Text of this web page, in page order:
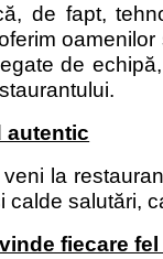
de fapt,
de
autentic
la
salutări,
fiecare